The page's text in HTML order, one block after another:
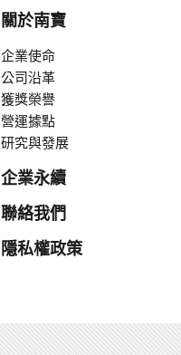
關於南寶
企業使命
公司沿革
獲獎榮譽
營運據點
研究與發展
企業永續
聯絡我們
隱私權政策